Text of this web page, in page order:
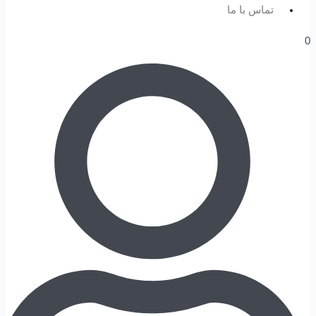
تماس با ما